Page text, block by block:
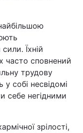
Їхній
часто сповнений
трудову
собі несвідомі
себе негідними
зрілості,